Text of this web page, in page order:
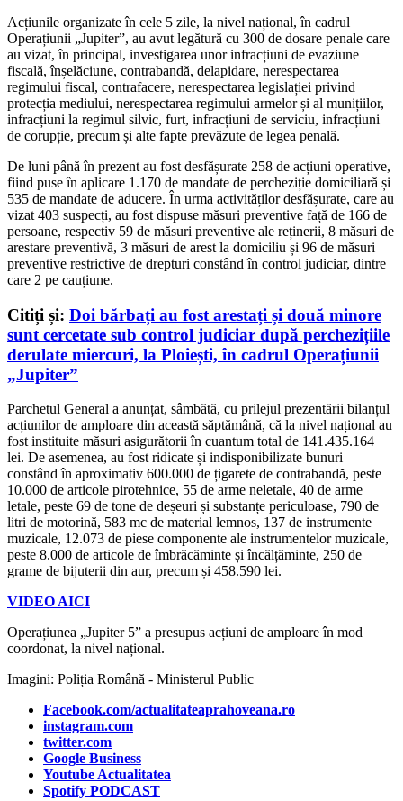
Acțiunile organizate în cele 5 zile, la nivel național, în cadrul
Operațiunii „Jupiter”, au avut legătură cu 300 de dosare penale care
au vizat, în principal, investigarea unor infracțiuni de evaziune
fiscală, înșelăciune, contrabandă, delapidare, nerespectarea
regimului fiscal, contrafacere, nerespectarea legislației privind
protecția mediului, nerespectarea regimului armelor și al munițiilor,
infracțiuni la regimul silvic, furt, infracțiuni de serviciu, infracțiuni
de corupție, precum și alte fapte prevăzute de legea penală.
De luni până în prezent au fost desfășurate 258 de acțiuni operative,
fiind puse în aplicare 1.170 de mandate de percheziție domiciliară și
535 de mandate de aducere. În urma activităților desfășurate, care au
vizat 403 suspecți, au fost dispuse măsuri preventive față de 166 de
persoane, respectiv 59 de măsuri preventive ale reținerii, 8 măsuri de
arestare preventivă, 3 măsuri de arest la domiciliu și 96 de măsuri
preventive restrictive de drepturi constând în control judiciar, dintre
care 2 pe cauțiune.
Citiți și: Doi bărbați au fost arestați și două minore
sunt cercetate sub control judiciar după perchezițiile
derulate miercuri, la Ploiești, în cadrul Operațiunii
„Jupiter”
Parchetul General a anunțat, sâmbătă, cu prilejul prezentării bilanțul
acțiunilor de amploare din această săptămână, că la nivel național au
fost instituite măsuri asigurătorii în cuantum total de 141.435.164
lei. De asemenea, au fost ridicate și indisponibilizate bunuri
constând în aproximativ 600.000 de țigarete de contrabandă, peste
10.000 de articole pirotehnice, 55 de arme neletale, 40 de arme
letale, peste 69 de tone de deșeuri și substanțe periculoase, 790 de
litri de motorină, 583 mc de material lemnos, 137 de instrumente
muzicale, 12.073 de piese componente ale instrumentelor muzicale,
peste 8.000 de articole de îmbrăcăminte și încălțăminte, 250 de
grame de bijuterii din aur, precum și 458.590 lei.
VIDEO AICI
Operațiunea „Jupiter 5” a presupus acțiuni de amploare în mod
coordonat, la nivel național.
Imagini: Poliția Română - Ministerul Public
Facebook.com/actualitateaprahoveana.ro
instagram.com
twitter.com
Google Business
Youtube Actualitatea
Spotify PODCAST